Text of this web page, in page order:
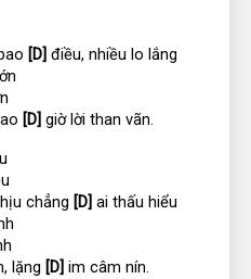
[D] điều, nhiều lo lắng
[D] giờ lời than vãn.
chẳng [D] ai thấu hiểu
lặng [D] im câm nín.